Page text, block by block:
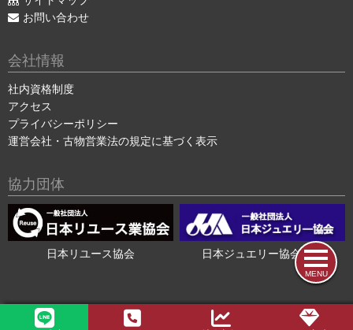
MENU
お問い合わせ
会社情報
社内資格制度
アクセス
プライバシーポリシー
運営会社・古物営業法の規定に基づく表示
協力団体
日本リユース協会 日本ジュエリー協会会員
2015-2026 © 色石・宝石買取の色石BANK